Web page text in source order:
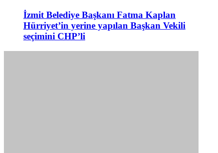
İzmit Belediye Başkanı Fatma Kaplan
Hürriyet’in yerine yapılan Başkan Vekili
seçimini CHP’li